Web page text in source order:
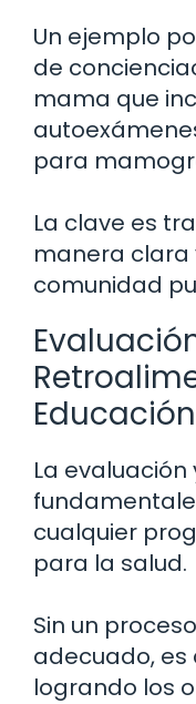
Un ejemplo
de
mama que
para
La clave es
manera clara
comunidad
La
cualquier
para la salud.
Sin un
adecuado, es
logrando los